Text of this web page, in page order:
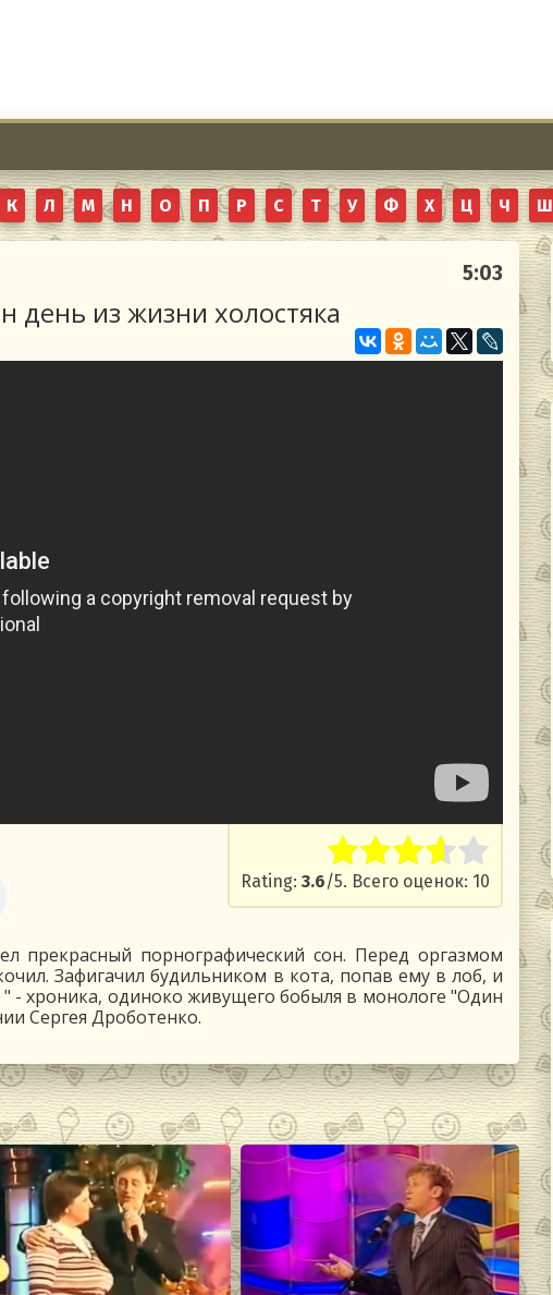
К Л М Н О П Р С Т У Ф Х Ц Ч Ш
5:03
день из жизни холостяка
Rate this item:
Submit Rating
Rating: 3.6/5. Всего оценок: 10
прекрасный порнографический сон. Перед оргазмом
Зафигачил будильником в кота, попав ему в лоб, и
" - хроника, одиноко живущего бобыля в монологе "Один
Сергея Дроботенко.